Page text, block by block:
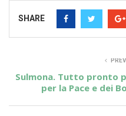
SHARE
Sulmona. Tutto pronto
per la Pace e dei